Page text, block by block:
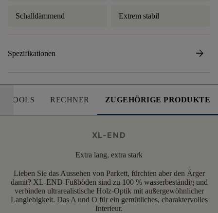
Schalldämmend Extrem stabil
Spezifikationen arrow_forward
TOOLS RECHNER ZUGEHÖRIGE PRODUKTE
XL-END
Extra lang, extra stark
Lieben Sie das Aussehen von Parkett, fürchten aber den Ärger
damit? XL-END-Fußböden sind zu 100 % wasserbeständig und
verbinden ultrarealistische Holz-Optik mit außergewöhnlicher
Langlebigkeit. Das A und O für ein gemütliches, charaktervolles
Interieur.